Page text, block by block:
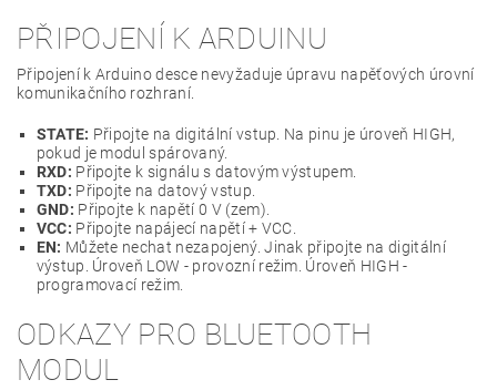
PŘIPOJENÍ K ARDUINU
Připojení k Arduino desce nevyžaduje úpravu napěťových úrovní
komunikačního rozhraní.
STATE: Připojte na digitální vstup. Na pinu je úroveň HIGH,
pokud je modul spárovaný.
RXD: Připojte k signálu s datovým výstupem.
TXD: Připojte na datový vstup.
GND: Připojte k napětí 0 V (zem).
VCC: Připojte napájecí napětí + VCC.
EN: Můžete nechat nezapojený. Jinak připojte na digitální
výstup. Úroveň LOW - provozní režim. Úroveň HIGH -
programovací režim.
ODKAZY PRO BLUETOOTH
MODUL